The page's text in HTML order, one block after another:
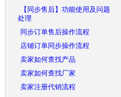
【同步售后】功能使用及问题
处理
同步订单售后操作流程
店铺订单同步操作流程
卖家如何查找产品
卖家如何查找厂家
卖家注册代销流程